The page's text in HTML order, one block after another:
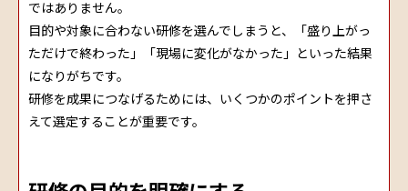
ではありません。
目的や対象に合わない研修を選んでしまうと、「盛り上がっ
ただけで終わった」「現場に変化がなかった」といった結果
になりがちです。
研修を成果につなげるためには、いくつかのポイントを押さ
えて選定することが重要です。